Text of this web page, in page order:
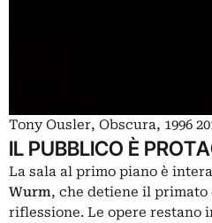
Tony Ousler, Obscura, 1996
IL PUBBLICO È
La sala al primo piano è
Wurm, che detiene il primato
riflessione. Le opere restano